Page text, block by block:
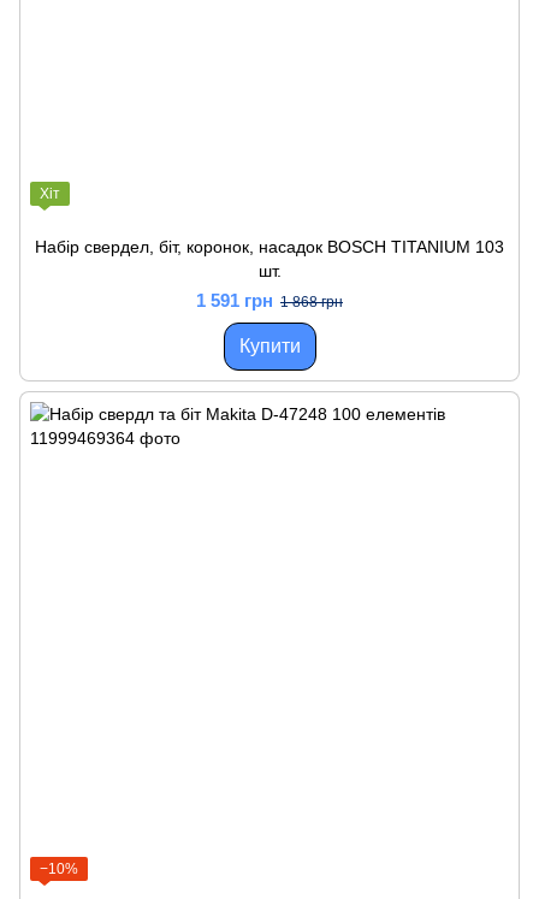
Хіт
Набір свердел, біт, коронок, насадок BOSCH TITANIUM 103
шт.
1 591 грн 1 868 грн
Купити
−10%